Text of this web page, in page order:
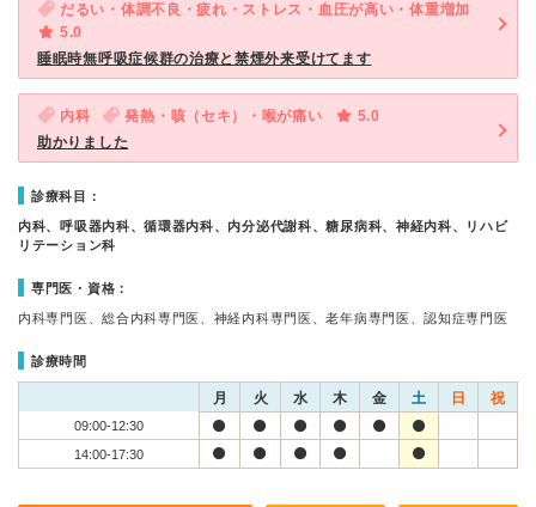
だるい・体調不良・疲れ・ストレス・血圧が高い・体重増加
5.0
睡眠時無呼吸症候群の治療と禁煙外来受けてます
内科 発熱・咳（セキ）・喉が痛い
5.0
助かりました
診療科目：
内科、呼吸器内科、循環器内科、内分泌代謝科、糖尿病科、神経内科、リハビ
リテーション科
専門医・資格：
内科専門医、総合内科専門医、神経内科専門医、老年病専門医、認知症専門医
診療時間
月 火 水 木 金 土 日 祝
09:00-12:30
14:00-17:30